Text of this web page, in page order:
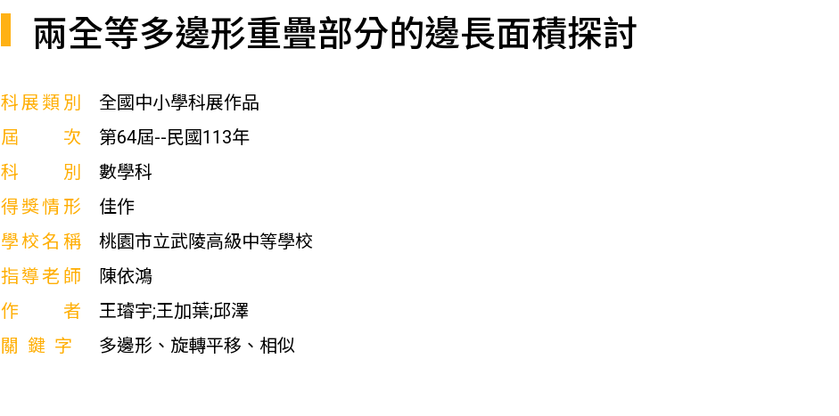
兩全等多邊形重疊部分的邊長面積探討
科展類別
全國中小學科展作品
屆次
第64屆--民國113年
科別
數學科
得獎情形
佳作
學校名稱
桃園市立武陵高級中等學校
指導老師
陳依鴻
作者
王璿宇;王加葉;邱澤
關鍵字
多邊形、旋轉平移、相似